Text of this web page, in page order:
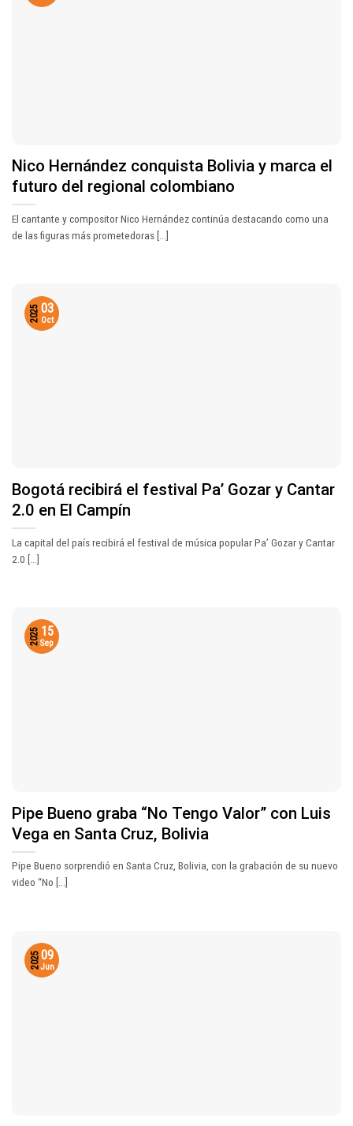
Nico Hernández conquista Bolivia y marca el
futuro del regional colombiano
El cantante y compositor Nico Hernández continúa destacando como una
de las figuras más prometedoras [...]
Bogotá recibirá el festival Pa’ Gozar y Cantar
2.0 en El Campín
La capital del país recibirá el festival de música popular Pa’ Gozar y Cantar
2.0 [...]
03
Oct
2025
Pipe Bueno graba “No Tengo Valor” con Luis
Vega en Santa Cruz, Bolivia
Pipe Bueno sorprendió en Santa Cruz, Bolivia, con la grabación de su nuevo
video “No [...]
15
Sep
2025
09
Jun
2025